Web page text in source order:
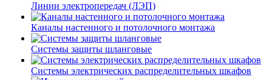
Линии электропередач (ЛЭП)
Каналы настенного и потолочного монтажа
Системы защиты шланговые
Системы электрических распределительных шкафов